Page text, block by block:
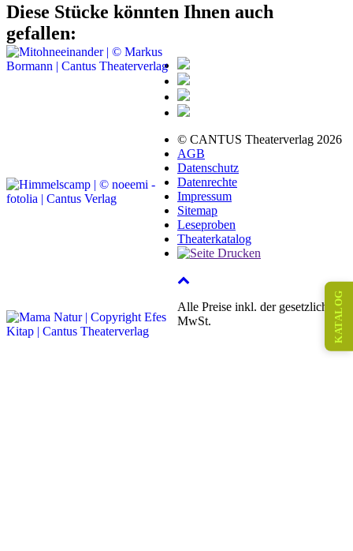
Diese Stücke könnten Ihnen auch
gefallen:
© CANTUS Theaterverlag 2026
AGB
Datenschutz
Datenrechte
Impressum
Sitemap
Leseproben
Theaterkatalog
Alle Preise inkl. der gesetzlichen
MwSt.
KATALOG